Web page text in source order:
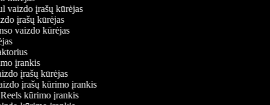
vaizdo įrašų kūrėjas
įrašų kūrėjas
vaizdo kūrėjas
įrankis
įrašų kūrėjas
įrašų kūrimo įrankis
Reels kūrimo įrankis